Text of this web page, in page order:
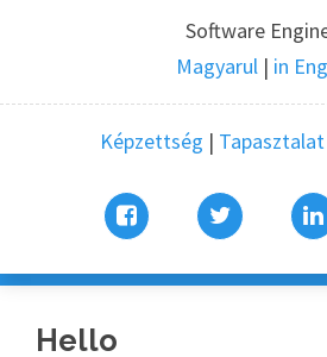
Software
Magyarul| in
Képzettség Tapasztalat
Hello